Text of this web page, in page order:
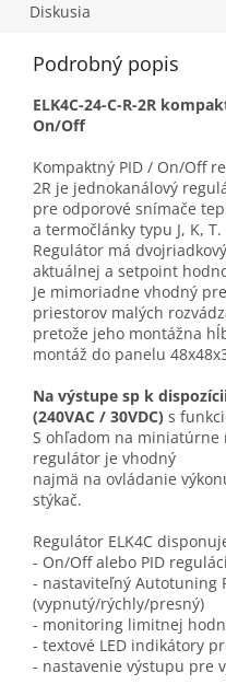
Diskusia
Podrobný popis
ELK4C-24-C-R-2R
On/Off
Kompaktný PID / On/Off
2R je jednokanálový
pre odporové snímače
a termočlánky typu J, K, T.
Regulátor má
aktuálnej a setpoint
Je mimoriadne vhodný
priestorov malých
pretože jeho montážna
montáž do panelu
Na výstupe sp k
(240VAC / 30VDC) s
S ohľadom na miniatúrne
regulátor je vhodný
najmä na ovládanie
stýkač.
Regulátor ELK4C
- On/Off alebo PID
- nastaviteľný Autotuning
(vypnutý/rýchly/presný)
- monitoring limitnej
- textové LED indikátory
- nastavenie výstupu pre